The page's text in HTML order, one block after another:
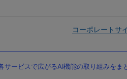
コーポレートサ
ービスで広がるAI機能の取り組みをま